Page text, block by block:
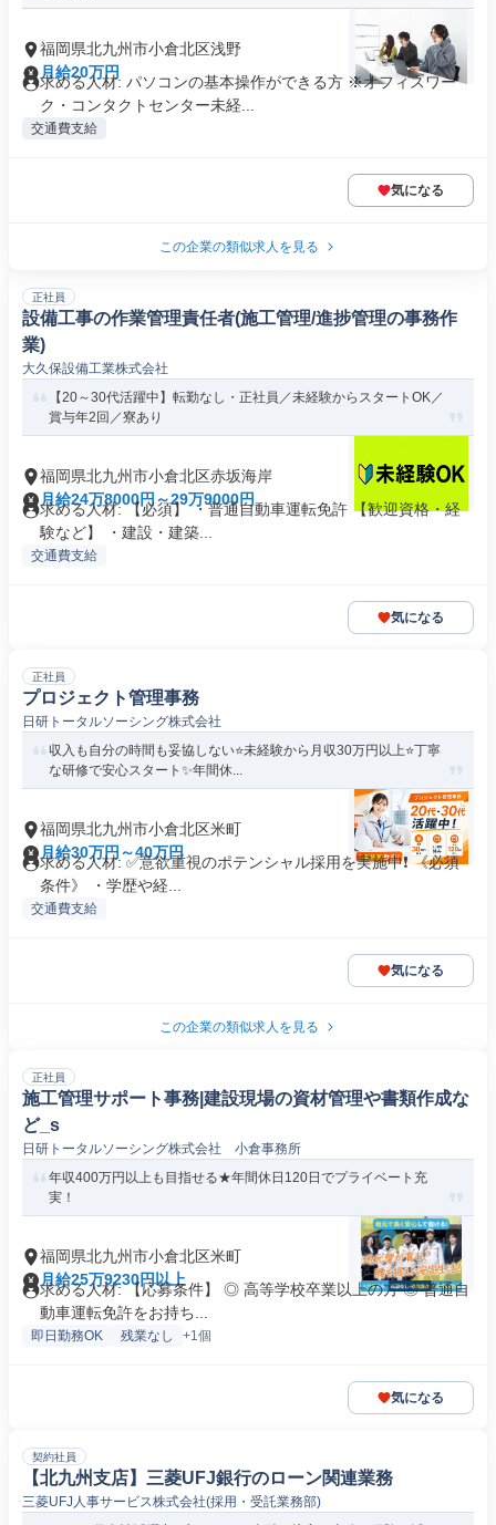
福岡県北九州市小倉北区浅野
月給20万円
求める人材: パソコンの基本操作ができる方 ※オフィスワー
ク・コンタクトセンター未経...
交通費支給
気になる
この企業の類似求人を見る
正社員
設備工事の作業管理責任者(施工管理/進捗管理の事務作
業)
大久保設備工業株式会社
【20～30代活躍中】転勤なし・正社員／未経験からスタートOK／
賞与年2回／寮あり
福岡県北九州市小倉北区赤坂海岸
月給24万8000円～29万9000円
求める人材: 【必須】 ・普通自動車運転免許 【歓迎資格・経
験など】 ・建設・建築...
交通費支給
気になる
正社員
プロジェクト管理事務
日研トータルソーシング株式会社
収入も自分の時間も妥協しない⭐未経験から月収30万円以上⭐丁寧
な研修で安心スタート✨年間休...
福岡県北九州市小倉北区米町
月給30万円～40万円
求める人材: ✅️意欲重視のポテンシャル採用を実施中❗️ 《必須
条件》 ・学歴や経...
交通費支給
気になる
この企業の類似求人を見る
正社員
施工管理サポート事務|建設現場の資材管理や書類作成な
ど_s
日研トータルソーシング株式会社 小倉事務所
年収400万円以上も目指せる★年間休日120日でプライベート充
実！
福岡県北九州市小倉北区米町
月給25万9230円以上
求める人材: 【応募条件】 ◎ 高等学校卒業以上の方 ◎ 普通自
動車運転免許をお持ち...
即日勤務OK 残業なし +1個
気になる
契約社員
【北九州支店】三菱UFJ銀行のローン関連業務
三菱UFJ人事サービス株式会社(採用・受託業務部)